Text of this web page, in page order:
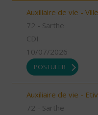
Auxiliaire de vie -
72 - Sarthe
CDI
10/07/2026
POSTULER
Auxiliaire de vie -
72 - Sarthe